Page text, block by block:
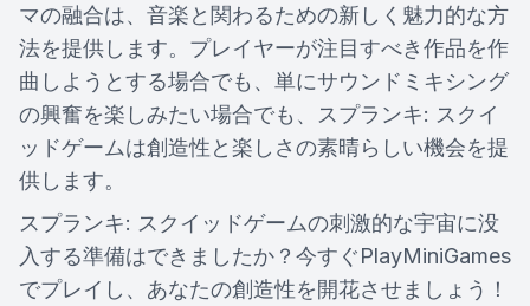
マの融合は、音楽と関わるための新しく魅力的な方
法を提供します。プレイヤーが注目すべき作品を作
曲しようとする場合でも、単にサウンドミキシング
の興奮を楽しみたい場合でも、スプランキ: スクイ
ッドゲームは創造性と楽しさの素晴らしい機会を提
供します。
スプランキ: スクイッドゲームの刺激的な宇宙に没
入する準備はできましたか？今すぐPlayMiniGames
でプレイし、あなたの創造性を開花させましょう！